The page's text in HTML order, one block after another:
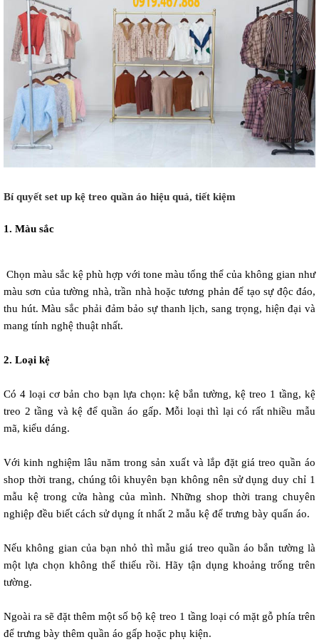
Bí quyết set up kệ treo quần áo hiệu quả, tiết kiệm
1. Màu sắc
màu sơn của tường nhà, trần nhà hoặc tương phản để tạo sự độc đáo,
thu hút. Màu sắc phải đảm bảo sự thanh lịch, sang trọng, hiện đại và
mang tính nghệ thuật nhất.
2. Loại kệ
Có 4 loại cơ bản cho bạn lựa chọn: kệ bắn tường, kệ treo 1 tầng, kệ
treo 2 tầng và kệ để quần áo gấp. Mỗi loại thì lại có rất nhiều mẫu
mã, kiểu dáng.
Với kinh nghiệm lâu năm trong sản xuất và lắp đặt giá treo quần áo
shop thời trang, chúng tôi khuyên bạn không nên sử dụng duy chỉ 1
mẫu kệ trong cửa hàng của mình. Những shop thời trang chuyên
nghiệp đều biết cách sử dụng ít nhất 2 mẫu kệ để trưng bày quấn áo.
Nếu không gian của bạn nhỏ thì mẫu giá treo quần áo bắn tường là
một lựa chọn không thể thiếu rồi. Hãy tận dụng khoảng trống trên
tường.
Ngoài ra sẽ đặt thêm một số bộ kệ treo 1 tầng loại có mặt gỗ phía trên
để trưng bày thêm quần áo gấp hoặc phụ kiện.